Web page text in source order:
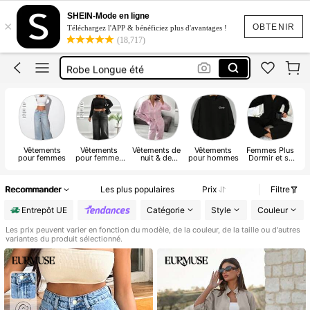
OBTENIR
×
SHEIN-Mode en ligne
Téléchargez l'APP & bénéficiez plus d'avantages !
(18,717)
Robe
Maillot De Bain
Maillot De Bain Femme
Robe Longue été
Robe
Vêtements
pour femmes
Vêtements
pour femmes
Vêtements de
nuit & de
Vêtements
pour hommes
Femmes Plus
Dormir et se
Recommander Les plus populaires Prix
Filtre
Entrepôt UE
Catégorie Style Couleur
Les prix peuvent varier en fonction du modèle, de la couleur, de la taille ou d'autres
variantes du produit sélectionné.